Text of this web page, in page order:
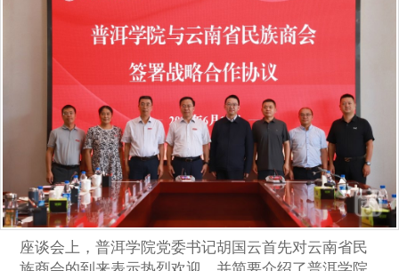
座谈会上，普洱学院党委书记胡国云首先对云南省民